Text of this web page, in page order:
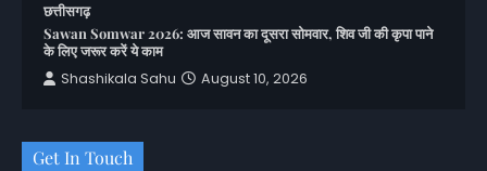
छत्तीसगढ़
Sawan Somwar 2026: आज सावन का दूसरा सोमवार, शिव जी की कृपा पाने
के लिए जरूर करें ये काम
Shashikala Sahu
August 10, 2026
Get In Touch